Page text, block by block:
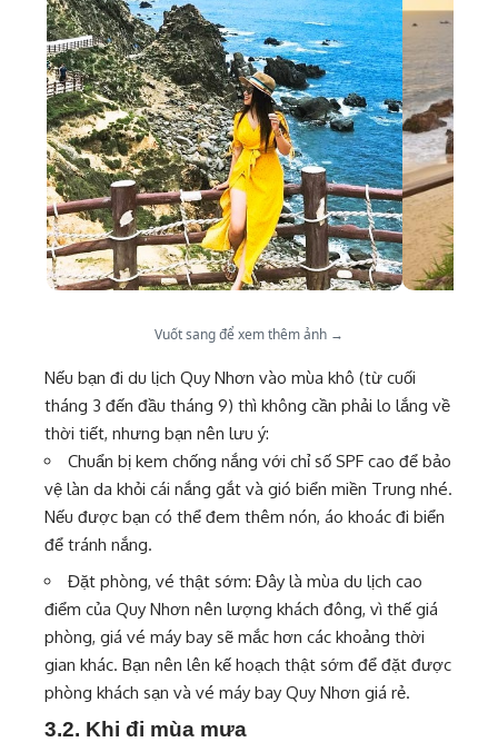
Vuốt sang để xem thêm ảnh →
Nếu bạn đi du lịch Quy Nhơn vào mùa khô (từ cuối
tháng 3 đến đầu tháng 9) thì không cần phải lo lắng về
thời tiết, nhưng bạn nên lưu ý:
Chuẩn bị kem chống nắng với chỉ số SPF cao để bảo
vệ làn da khỏi cái nắng gắt và gió biển miền Trung nhé.
Nếu được bạn có thể đem thêm nón, áo khoác đi biển
để tránh nắng.
Đặt phòng, vé thật sớm: Đây là mùa du lịch cao
điểm của Quy Nhơn nên lượng khách đông, vì thế giá
phòng, giá vé máy bay sẽ mắc hơn các khoảng thời
gian khác. Bạn nên lên kế hoạch thật sớm để đặt được
phòng khách sạn và vé máy bay Quy Nhơn giá rẻ.
3.2. Khi đi mùa mưa